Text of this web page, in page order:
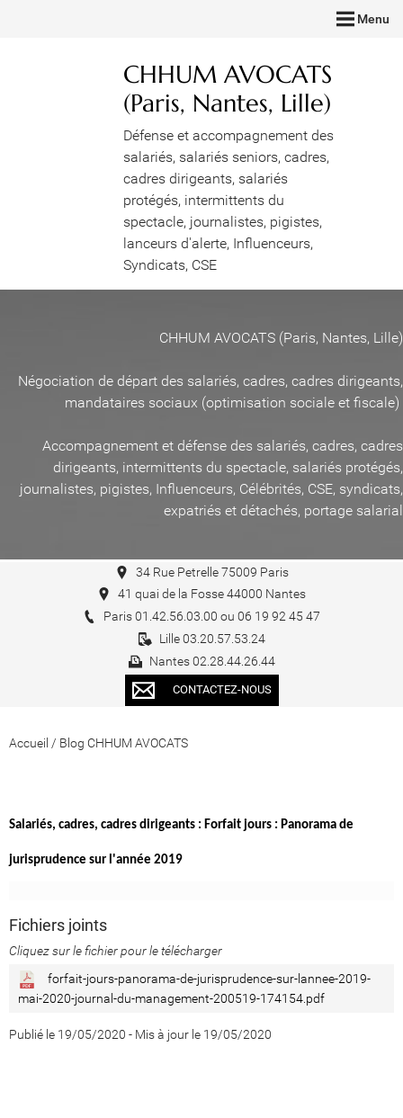
Menu
CHHUM AVOCATS
(Paris, Nantes, Lille)
Défense et accompagnement des
salariés, salariés seniors, cadres,
cadres dirigeants, salariés
protégés, intermittents du
spectacle, journalistes, pigistes,
lanceurs d'alerte, Influenceurs,
Syndicats, CSE
CHHUM AVOCATS (Paris, Nantes, Lille)
Négociation de départ des salariés, cadres, cadres dirigeants,
mandataires sociaux (optimisation sociale et fiscale)
Accompagnement et défense des salariés, cadres, cadres
dirigeants, intermittents du spectacle, salariés protégés,
journalistes, pigistes, Influenceurs, Célébrités, CSE, syndicats,
expatriés et détachés, portage salarial
34 Rue Petrelle 75009 Paris
41 quai de la Fosse 44000 Nantes
Paris 01.42.56.03.00 ou 06 19 92 45 47
Lille 03.20.57.53.24
Nantes 02.28.44.26.44
CONTACTEZ-NOUS
Accueil / Blog CHHUM AVOCATS
Salariés, cadres, cadres dirigeants : Forfait jours : Panorama de
jurisprudence sur l'année 2019
Fichiers joints
Cliquez sur le fichier pour le télécharger
forfait-jours-panorama-de-jurisprudence-sur-lannee-2019-
mai-2020-journal-du-management-200519-174154.pdf
Publié le 19/05/2020 - Mis à jour le 19/05/2020